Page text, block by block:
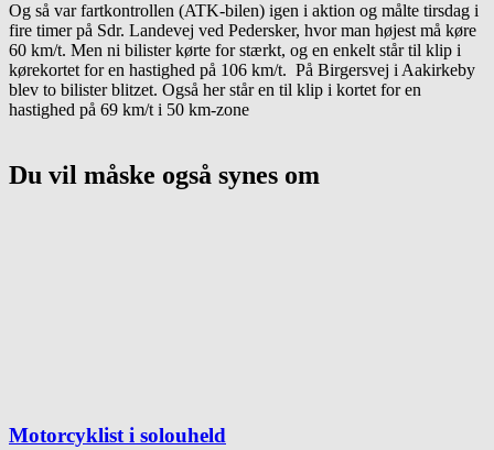
Og så var fartkontrollen (ATK-bilen) igen i aktion og målte tirsdag i
fire timer på Sdr. Landevej ved Pedersker, hvor man højest må køre
60 km/t. Men ni bilister kørte for stærkt, og en enkelt står til klip i
kørekortet for en hastighed på 106 km/t. På Birgersvej i Aakirkeby
blev to bilister blitzet. Også her står en til klip i kortet for en
hastighed på 69 km/t i 50 km-zone
Du vil måske også synes om
Motorcyklist i solouheld